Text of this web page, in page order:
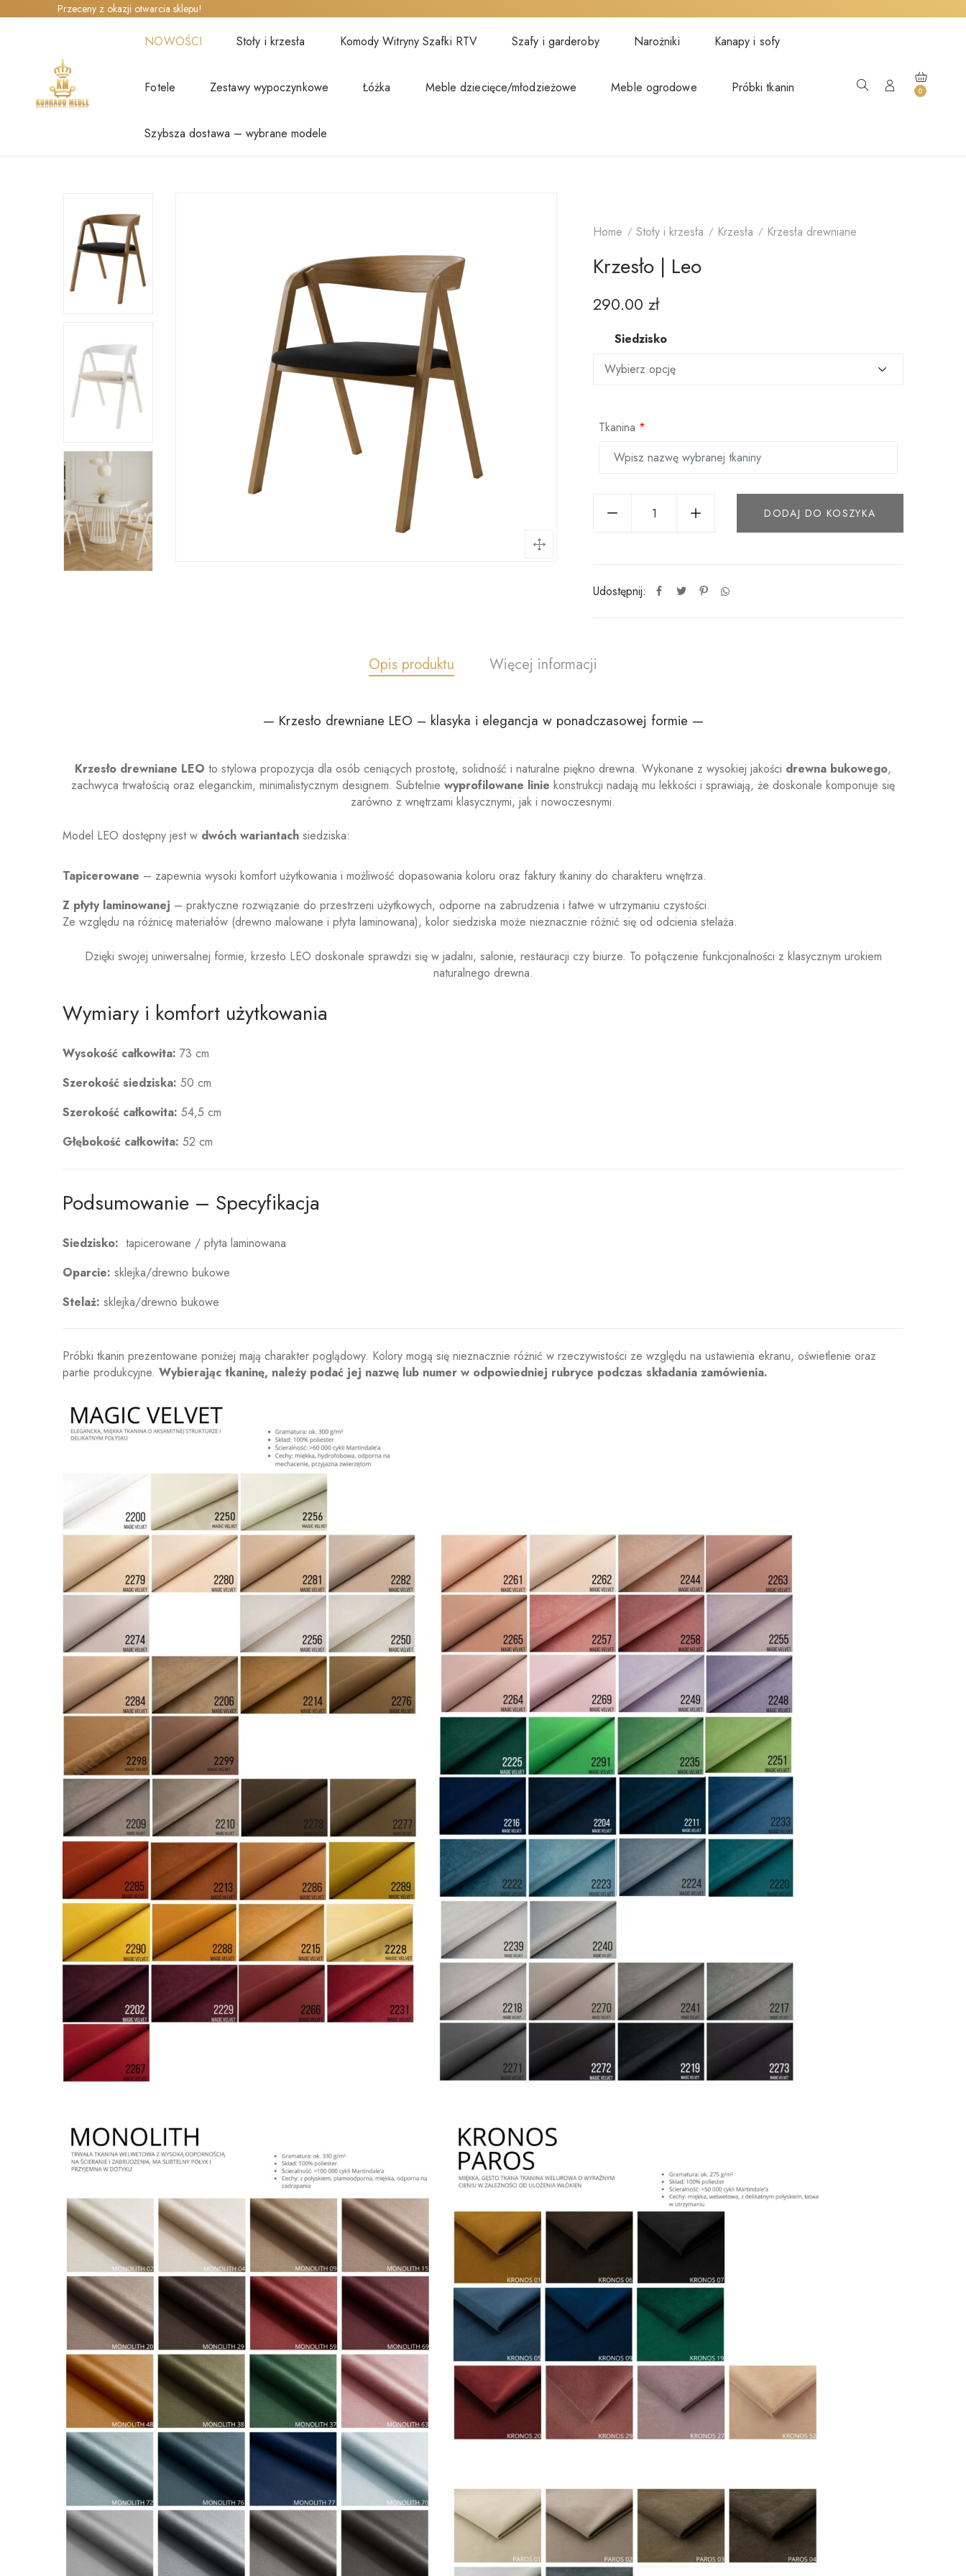
Przeceny z okazji otwarcia sklepu!
NOWOŚCI Stoły i krzesła Komody Witryny Szafki RTV Szafy i garderoby Narożniki Kanapy i sofy
Fotele Zestawy wypoczynkowe Łóżka Meble dziecięce/młodzieżowe Meble ogrodowe Próbki tkanin
Szybsza dostawa – wybrane modele
0
Home Stoły i krzesła Krzesła Krzesła drewniane
Krzesło | Leo
290.00 zł
Siedzisko
Tkanina *
DODAJ DO KOSZYKA
Udostępnij:
Opis produktu Więcej informacji
— Krzesło drewniane LEO – klasyka i elegancja w ponadczasowej formie —
Krzesło drewniane LEO to stylowa propozycja dla osób ceniących prostotę, solidność i naturalne piękno drewna. Wykonane z wysokiej jakości drewna bukowego,
zachwyca trwałością oraz eleganckim, minimalistycznym designem. Subtelnie wyprofilowane linie konstrukcji nadają mu lekkości i sprawiają, że doskonale komponuje się
zarówno z wnętrzami klasycznymi, jak i nowoczesnymi.
Model LEO dostępny jest w dwóch wariantach siedziska:
Tapicerowane – zapewnia wysoki komfort użytkowania i możliwość dopasowania koloru oraz faktury tkaniny do charakteru wnętrza.
Z płyty laminowanej – praktyczne rozwiązanie do przestrzeni użytkowych, odporne na zabrudzenia i łatwe w utrzymaniu czystości.
Ze względu na różnicę materiałów (drewno malowane i płyta laminowana), kolor siedziska może nieznacznie różnić się od odcienia stelaża.
Dzięki swojej uniwersalnej formie, krzesło LEO doskonale sprawdzi się w jadalni, salonie, restauracji czy biurze. To połączenie funkcjonalności z klasycznym urokiem
naturalnego drewna.
Wymiary i komfort użytkowania
Wysokość całkowita: 73 cm
Szerokość siedziska: 50 cm
Szerokość całkowita: 54,5 cm
Głębokość całkowita: 52 cm
Podsumowanie – Specyfikacja
Siedzisko: tapicerowane / płyta laminowana
Oparcie: sklejka/drewno bukowe
Stelaż: sklejka/drewno bukowe
Próbki tkanin prezentowane poniżej mają charakter poglądowy. Kolory mogą się nieznacznie różnić w rzeczywistości ze względu na ustawienia ekranu, oświetlenie oraz
partie produkcyjne. Wybierając tkaninę, należy podać jej nazwę lub numer w odpowiedniej rubryce podczas składania zamówienia.